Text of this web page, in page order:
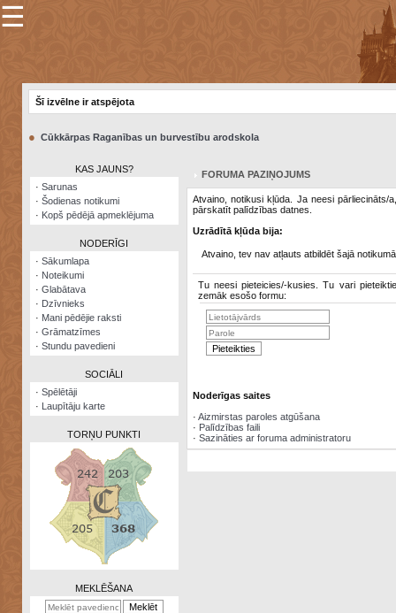
×
Šodienas
notikumi
Visatcera
almanahs
Arhīvs
Zināšanu
☰
Šī izvēlne ir atspējota
● Cūkkārpas Raganības un burvestību arodskola
KAS JAUNS?
· Sarunas
· Šodienas notikumi
· Kopš pēdējā apmeklējuma
NODERĪGI
· Sākumlapa
· Noteikumi
· Glabātava
· Dzīvnieks
· Mani pēdējie raksti
· Grāmatzīmes
· Stundu pavedieni
SOCIĀLI
· Spēlētāji
· Laupītāju karte
TORŅU PUNKTI
MEKLĒŠANA
FORUMA PAZIŅOJUMS
Atvaino, notikusi kļūda. Ja neesi pārliecināts/
pārskatīt palīdzības datnes.
Uzrādītā kļūda bija:
Atvaino, tev nav atļauts atbildēt šajā notikumā
Tu neesi pieteicies/-kusies. Tu vari
zemāk esošo formu:
Noderīgas saites
· Aizmirstas paroles atgūšana
· Palīdzības faili
· Sazināties ar foruma administratoru